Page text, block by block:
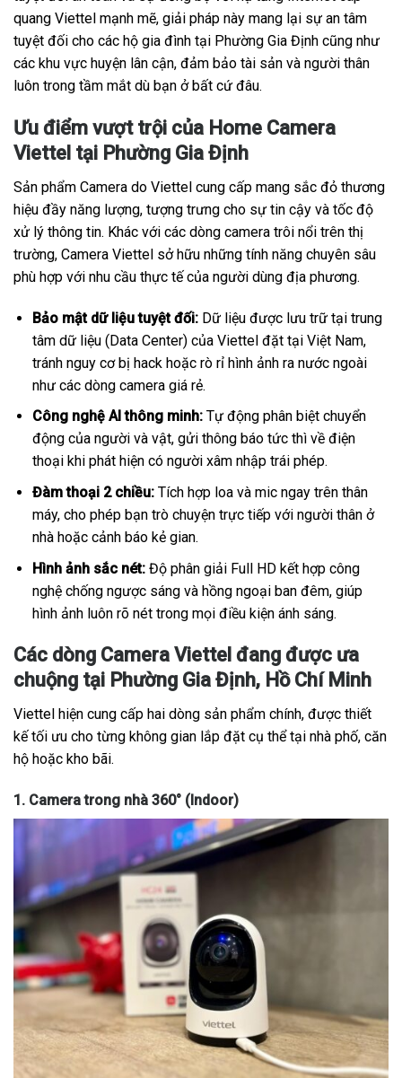
quang Viettel mạnh mẽ, giải pháp này mang lại sự an tâm
tuyệt đối cho các hộ gia đình tại Phường Gia Định cũng như
các khu vực huyện lân cận, đảm bảo tài sản và người thân
luôn trong tầm mắt dù bạn ở bất cứ đâu.
Ưu điểm vượt trội của Home Camera
Viettel tại Phường Gia Định
Sản phẩm Camera do Viettel cung cấp mang sắc đỏ thương
hiệu đầy năng lượng, tượng trưng cho sự tin cậy và tốc độ
xử lý thông tin. Khác với các dòng camera trôi nổi trên thị
trường, Camera Viettel sở hữu những tính năng chuyên sâu
phù hợp với nhu cầu thực tế của người dùng địa phương.
Bảo mật dữ liệu tuyệt đối:Dữ liệu được lưu trữ tại trung
tâm dữ liệu (Data Center) của Viettel đặt tại Việt Nam,
tránh nguy cơ bị hack hoặc rò rỉ hình ảnh ra nước ngoài
như các dòng camera giá rẻ.
Công nghệ AI thông minh:Tự động phân biệt chuyển
động của người và vật, gửi thông báo tức thì về điện
thoại khi phát hiện có người xâm nhập trái phép.
Đàm thoại 2 chiều:Tích hợp loa và mic ngay trên thân
máy, cho phép bạn trò chuyện trực tiếp với người thân ở
nhà hoặc cảnh báo kẻ gian.
Hình ảnh sắc nét:Độ phân giải Full HD kết hợp công
nghệ chống ngược sáng và hồng ngoại ban đêm, giúp
hình ảnh luôn rõ nét trong mọi điều kiện ánh sáng.
Các dòng Camera Viettel đang được ưa
chuộng tại Phường Gia Định, Hồ Chí Minh
Viettel hiện cung cấp hai dòng sản phẩm chính, được thiết
kế tối ưu cho từng không gian lắp đặt cụ thể tại nhà phố, căn
hộ hoặc kho bãi.
1. Camera trong nhà 360° (Indoor)